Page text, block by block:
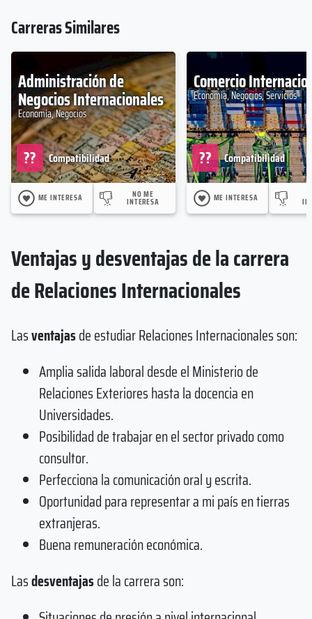
Carreras Similares
Administración de
Negocios Internacionales
Economía, Negocios
Compatibilidad
??
ME INTERESA NO ME
INTERESA
Comercio
Economía, Negocios, Servicios
Compatibilidad
??
ME INTERESA
Ventajas y desventajas de la carrera
de Relaciones Internacionales
Lasventajasde estudiar Relaciones Internacionales son:
Amplia salida laboral desde el Ministerio de
Relaciones Exteriores hasta la docencia en
Universidades.
Posibilidad de trabajar en el sector privado como
consultor.
Perfecciona la comunicación oral y escrita.
Oportunidad para representar a mi país en tierras
extranjeras.
Buena remuneración económica.
Lasdesventajasde la carrera son: